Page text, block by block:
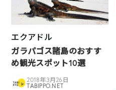
エクアドル
ガラパゴス諸島のおすす
め観光スポット10選
2018年3月26日
TABIPPO.NET